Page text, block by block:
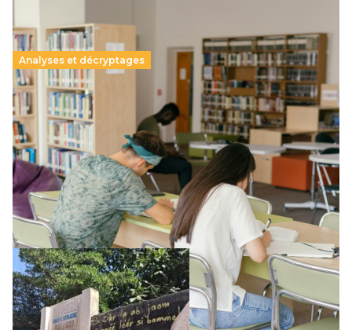
Analyses et décryptages
Supérieur privé : une dérive qui met à mal la
promesse républicaine
11 juillet 2026-
Le projet de loi sur la régulation de l’enseignement
supérieur privé met en lumière l’amplification d’un système
qui relègue l’acte pédagogique au superfétatoire, voire à…
Lire la suite →